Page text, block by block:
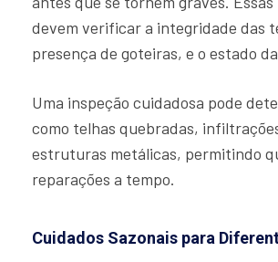
devem verificar a integridade das
presença de goteiras, e o estado
Uma inspeção cuidadosa pode
como telhas quebradas,
estruturas metálicas, permitindo
reparações a tempo.
Cuidados Sazonais para